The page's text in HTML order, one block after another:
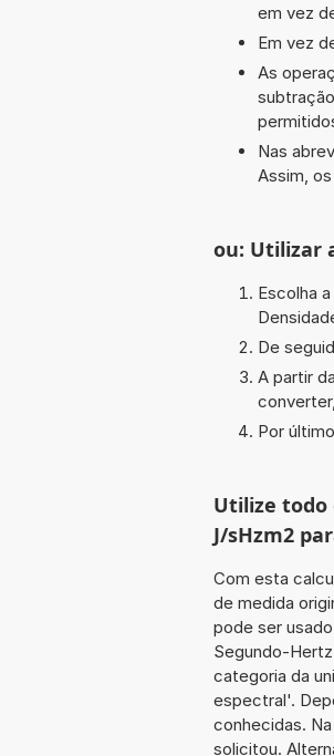
em vez
Em vez
As
Nas
Assim,
ou: Utilizar
Escolha
De
A partir
Por
Utilize todo
J/sHzm2
Com esta
de medida
pode ser
Segundo-
categoria da
espectral'.
conhecidas.
solicitou.